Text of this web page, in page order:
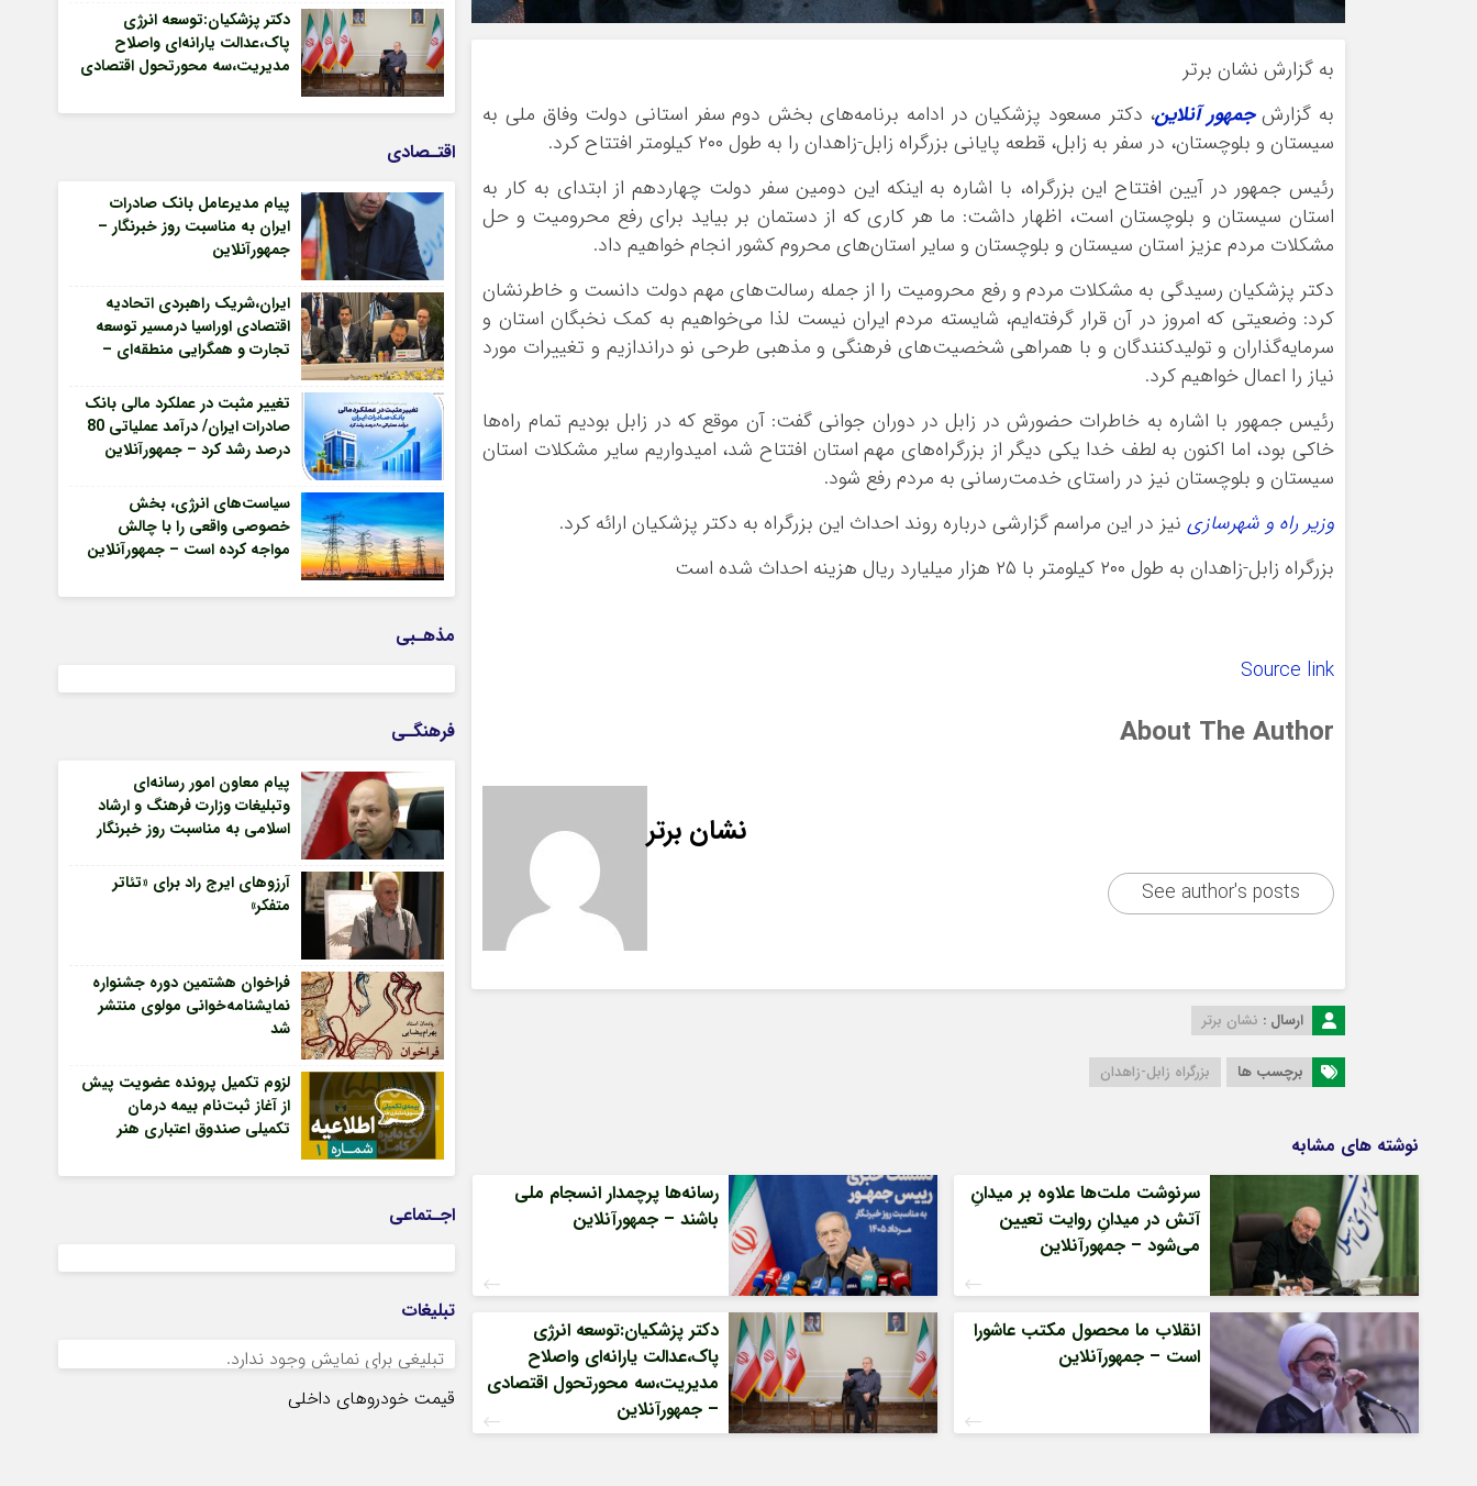
به گزارش نشان برتر
به گزارشجمهور آنلاین، دکتر مسعود پزشکیان در ادامه برنامه‌های بخش دوم سفر استانی دولت وفاق ملی به
سیستان و بلوچستان، در سفر به زابل، قطعه پایانی بزرگراه زابل-زاهدان را به طول ۲۰۰ کیلومتر افتتاح کرد
.
رئیس جمهور در آیین افتتاح این بزرگراه، با اشاره به اینکه این دومین سفر دولت چهاردهم از ابتدای به کار به
استان سیستان و بلوچستان است، اظهار داشت: ما هر کاری که از دستمان بر بیاید برای رفع محرومیت و حل
مشکلات مردم عزیز استان سیستان و بلوچستان و سایر استان‌های محروم کشور انجام خواهیم داد.
دکتر پزشکیان رسیدگی به مشکلات مردم و رفع محرومیت را از جمله رسالت‌های مهم دولت دانست و خاطرنشان
کرد: وضعیتی که امروز در آن قرار گرفته‌ایم، شایسته مردم ایران نیست لذا می‌خواهیم به کمک نخبگان استان و
سرمایه‌گذاران و تولیدکنندگان و با همراهی شخصیت‌های فرهنگی و مذهبی طرحی نو دراندازیم و تغییرات مورد
نیاز را اعمال خواهیم کرد.
رئیس جمهور با اشاره به خاطرات حضورش در زابل در دوران جوانی گفت: آن موقع که در زابل بودیم تمام راه‌ها
خاکی بود، اما اکنون به لطف خدا یکی دیگر از بزرگراه‌های مهم استان افتتاح شد، امیدواریم سایر مشکلات استان
سیستان و بلوچستان نیز در راستای خدمت‌رسانی به مردم رفع شود.
وزیر راه و شهرسازی نیز در این مراسم گزارشی درباره روند احداث این بزرگراه به دکتر پزشکیان ارائه کرد.
بزرگراه زابل-زاهدان به طول ۲۰۰ کیلومتر با ۲۵ هزار میلیارد ریال هزینه احداث شده است
Source link
About The Author
نشان برتر
See author's posts
ارسال : نشان برتر
برچسب ها بزرگراه زابل-زاهدان
نوشته های مشابه
سرنوشت ملت‌ها علاوه بر میدانِ
آتش در میدانِ روایت تعیین
می‌شود – جمهورآنلاین
رسانه‌ها پرچمدار انسجام ملی
باشند – جمهورآنلاین
انقلاب ما محصول مکتب عاشورا
است – جمهورآنلاین
دکتر پزشکیان:توسعه انرژی
پاک،عدالت یارانه‌ای واصلاح
مدیریت،سه محورتحول اقتصادی
– جمهورآنلاین
دکتر پزشکیان:توسعه انرژی
پاک،عدالت یارانه‌ای واصلاح
مدیریت،سه محورتحول اقتصادی
اقتـصادی
پیام مدیرعامل بانک صادرات
ایران به مناسبت روز خبرنگار –
جمهورآنلاین
ایران،شریک راهبردی اتحادیه
اقتصادی اوراسیا درمسیر توسعه
تجارت و همگرایی منطقه‌ای –
تغییر مثبت در عملکرد مالی بانک
صادرات ایران/ درآمد عملیاتی 80
درصد رشد کرد – جمهورآنلاین
سیاست‌های انرژی، بخش
خصوصی واقعی را با چالش
مواجه کرده است – جمهورآنلاین
مذهـبی
فرهنگـی
پیام معاون امور رسانه‌ای
وتبلیغات وزارت فرهنگ و ارشاد
اسلامی به مناسبت روز خبرنگار
آرزوهای ایرج راد برای «تئاتر
متفکر»
فراخوان هشتمین دوره جشنواره
نمایشنامه‌خوانی مولوی منتشر
شد
لزوم تکمیل پرونده عضویت پیش
از آغاز ثبت‌نام بیمه درمان
تکمیلی صندوق اعتباری هنر
اجـتماعی
تبلیغات
تبلیغی برای نمایش وجود ندارد.
قیمت خودروهای داخلی